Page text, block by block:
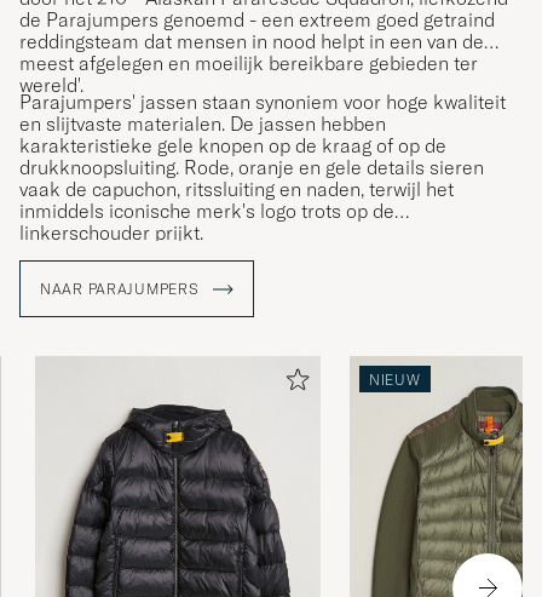
de Parajumpers genoemd - een extreem goed getraind
reddingsteam dat mensen in nood helpt in een van de
meest afgelegen en moeilijk bereikbare gebieden ter
wereld'.
Parajumpers' jassen staan synoniem voor hoge kwaliteit
en slijtvaste materialen. De jassen hebben
karakteristieke gele knopen op de kraag of op de
drukknoopsluiting. Rode, oranje en gele details sieren
vaak de capuchon, ritssluiting en naden, terwijl het
inmiddels iconische merk's logo trots op de
linkerschouder prijkt.
NAAR PARAJUMPERS
NIEUW